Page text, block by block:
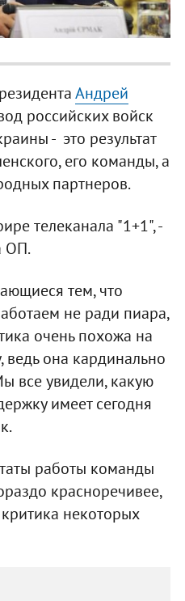
Андрей
российских войск
- это результат
его команды, а
партнеров.
телеканала "1+1", -
ОП.
тем, что
не ради пиара,
очень похожа на
ведь она кардинально
все увидели, какую
имеет сегодня
работы команды
красноречивее,
некоторых